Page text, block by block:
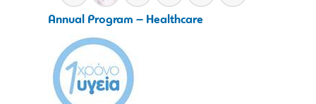
Annual Program – Healthcare